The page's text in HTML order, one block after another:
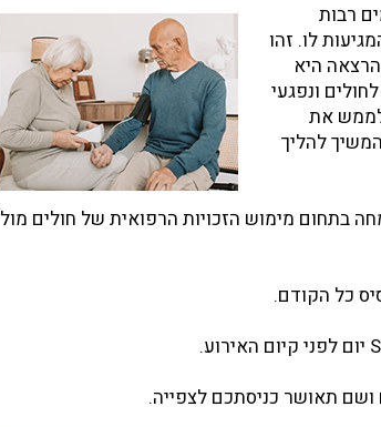
רבות
לו. זהו
היא
ונפגעי
לממש את
להליך
בתחום מימוש הזכויות הרפואית של חולים מול
כל הקודם.